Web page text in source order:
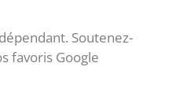
Soutenez-
favoris Google